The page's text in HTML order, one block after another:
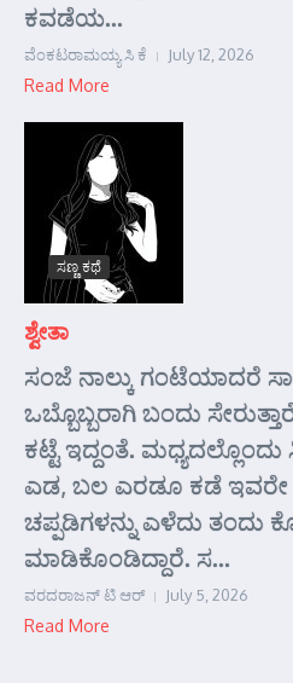
ಕವಡೆಯ...
ವೆಂಕಟರಾಮಯ್ಯ ಸಿ ಕೆ July 12, 2026
Read More
ಸಣ್ಣ ಕಥೆ
ಶ್ವೇತಾ
ಸಂಜೆ ನಾಲ್ಕು ಗಂಟೆಯಾದರೆ
ಒಬ್ಬೊಬ್ಬರಾಗಿ ಬಂದು
ಕಟ್ಟೆ ಇದ್ದಂತೆ.
ಎಡ, ಬಲ ಎರಡೂ ಕಡೆ ಇವರೇ
ಚಪ್ಪಡಿಗಳನ್ನು ಎಳೆದು ತಂದು
ಮಾಡಿಕೊಂಡಿದ್ದಾರೆ. ಸ...
ವರದರಾಜನ್ ಟಿ ಆರ್ July 5, 2026
Read More